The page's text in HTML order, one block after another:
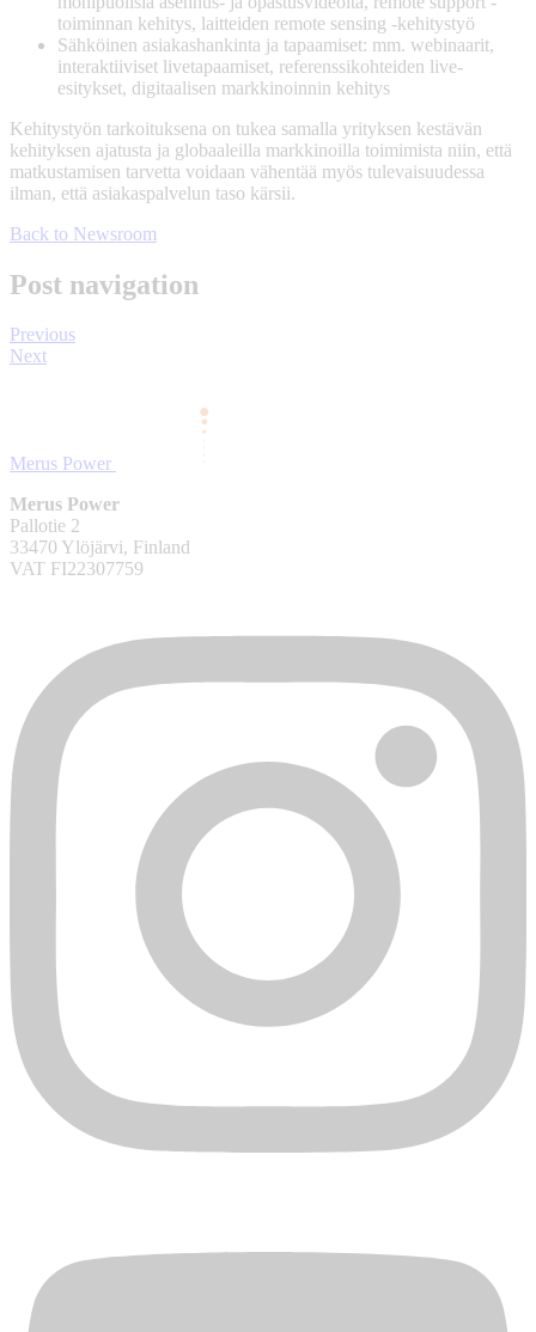
toiminnan kehitys, laitteiden remote sensing -kehitystyö
Sähköinen asiakashankinta ja tapaamiset: mm. webinaarit,
interaktiiviset livetapaamiset, referenssikohteiden live-
esitykset, digitaalisen markkinoinnin kehitys
Kehitystyön tarkoituksena on tukea samalla yrityksen kestävän
kehityksen ajatusta ja globaaleilla markkinoilla toimimista niin, että
matkustamisen tarvetta voidaan vähentää myös tulevaisuudessa
ilman, että asiakaspalvelun taso kärsii.
Back to Newsroom
Post navigation
Previous
Next
Merus Power
Merus Power
Pallotie 2
33470 Ylöjärvi, Finland
VAT FI22307759